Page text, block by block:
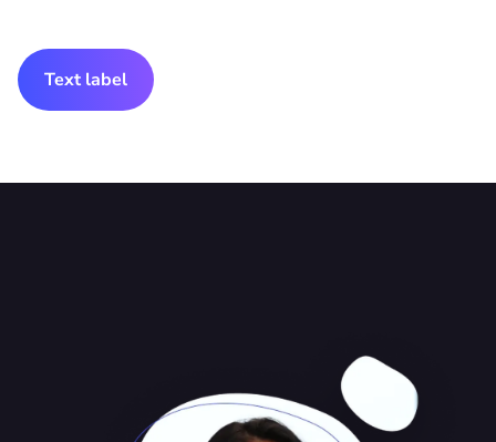
Text label